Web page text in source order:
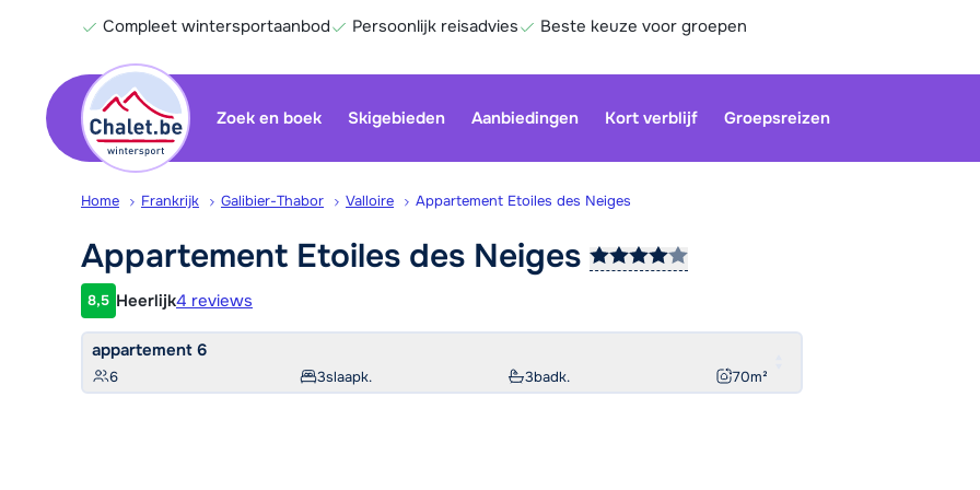
Compleet wintersportaanbod Persoonlijk reisadvies Beste keuze voor groepen
Zoek en boek Skigebieden Aanbiedingen Kort verblijf Groepsreizen
Home Frankrijk Galibier-Thabor Valloire Appartement Etoiles des Neiges
Appartement Etoiles des Neiges
Klantwaardering
8,5 Heerlijk4 reviews
appartement 6
6 3slaapk. 3badk. 70m²